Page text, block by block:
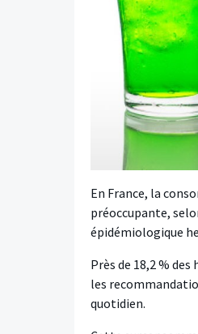
En France, la
préoccupante,
épidémiologique
Près de 18,2 %
les
quotidien.